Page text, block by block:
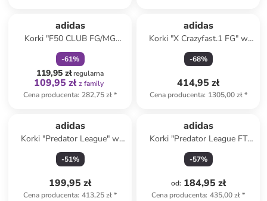
adidas
Korki "F50 CLUB FG/MG
MESSI" w kolorze srebrno-
granatowo-żółtym
-61%
119,95 złregularna
109,95 zł z family
Cena producenta: 282,75 zł*
adidas
Korki "X Crazyfast.1 FG" w
kolorze czarnym
-68%
414,95 zł
Cena producenta: 1305,00 zł*
adidas
Korki "Predator League" w
kolorze białym
-51%
199,95 zł
Cena producenta: 413,25 zł*
adidas
Korki "Predator League FT
FG" w kolorze granatowym
-57%
od: 184,95 zł
Cena producenta: 435,00 zł*